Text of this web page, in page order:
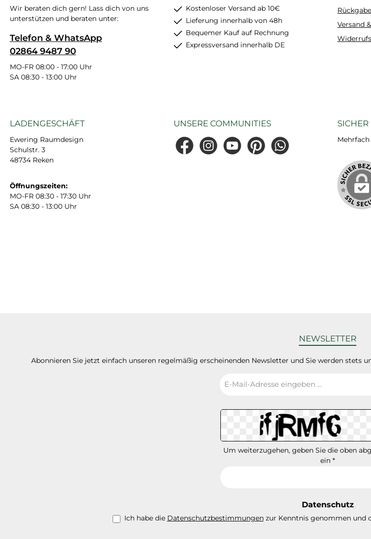
Wir beraten dich gern! Lass dich von uns
unterstützen und beraten unter:
Telefon & WhatsApp
02864 9487 90
MO-FR 08:00 - 17:00 Uhr
SA 08:30 - 13:00 Uhr
Kostenloser Versand ab 10€
Lieferung innerhalb von 48h
Bequemer Kauf auf Rechnung
Expressversand innerhalb DE
Rückgabe
Versand
LADENGESCHÄFT
Ewering Raumdesign
Schulstr. 3
48734 Reken
Öffnungszeiten:
MO-FR 08:30 - 17:30 Uhr
SA 08:30 - 13:00 Uhr
UNSERE COMMUNITIES
FacebookInstagramYouTubePinterestWhatsApp
NEWSLETTER
Abonnieren Sie jetzt einfach unseren regelmäßig erscheinenden Newsletter und Sie werden stets
Mail-
*
Um weiterzugehen, geben Sie die oben
ein *
Datenschutz
Ich habe die Datenschutzbestimmungenzur Kenntnis genommen und